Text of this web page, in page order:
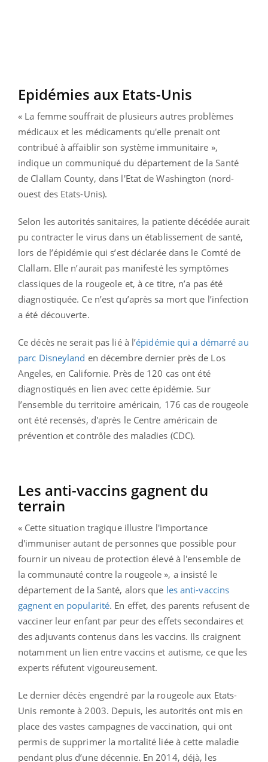
Epidémies aux Etats-Unis
« La femme souffrait de plusieurs autres problèmes
médicaux et les médicaments qu'elle prenait ont
contribué à affaiblir son système immunitaire »,
indique un communiqué du département de la Santé
de Clallam County, dans l'Etat de Washington (nord-
ouest des Etats-Unis).
Selon les autorités sanitaires, la patiente décédée aurait
pu contracter le virus dans un établissement de santé,
lors de l’épidémie qui s’est déclarée dans le Comté de
Clallam. Elle n’aurait pas manifesté les symptômes
classiques de la rougeole et, à ce titre, n’a pas été
diagnostiquée. Ce n’est qu’après sa mort que l’infection
a été découverte.
Ce décès ne serait pas lié à l’épidémie qui a démarré au
parc Disneyland en décembre dernier près de Los
Angeles, en Californie. Près de 120 cas ont été
diagnostiqués en lien avec cette épidémie. Sur
l’ensemble du territoire américain, 176 cas de rougeole
ont été recensés, d'après le Centre américain de
prévention et contrôle des maladies (CDC).
Les anti-vaccins gagnent du
terrain
« Cette situation tragique illustre l'importance
d'immuniser autant de personnes que possible pour
fournir un niveau de protection élevé à l'ensemble de
la communauté contre la rougeole », a insisté le
département de la Santé, alors que les anti-vaccins
gagnent en popularité. En effet, des parents refusent de
vacciner leur enfant par peur des effets secondaires et
des adjuvants contenus dans les vaccins. Ils craignent
notamment un lien entre vaccins et autisme, ce que les
experts réfutent vigoureusement.
Le dernier décès engendré par la rougeole aux Etats-
Unis remonte à 2003. Depuis, les autorités ont mis en
place des vastes campagnes de vaccination, qui ont
permis de supprimer la mortalité liée à cette maladie
pendant plus d’une décennie. En 2014, déjà, les